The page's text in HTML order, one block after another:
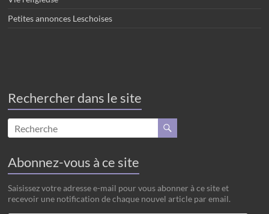
Petites annonces Leschoises
Rechercher dans le site
Abonnez-vous à ce site
Saisissez votre adresse e-mail pour vous abonner à ce site et
recevoir une notification de chaque nouvel article par email.